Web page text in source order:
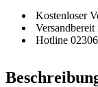
Kostenloser
Hotline